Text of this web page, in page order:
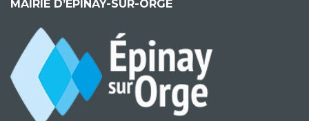
MAIRIE D’ÉPINAY-SUR-ORGE